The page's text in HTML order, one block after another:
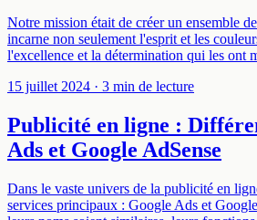
Notre mission était de créer un ensemble
incarne non seulement l'esprit et les
l'excellence et la détermination qui les ont
15 juillet 2024 · 3 min de lecture
Publicité en ligne :
Ads et Google AdSense
Dans le vaste univers de la publicité en
services principaux : Google Ads et